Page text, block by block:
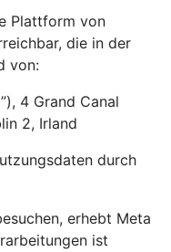
Plattform von
die in der
von:
4 Grand Canal
2, Irland
durch
erhebt Meta
ist